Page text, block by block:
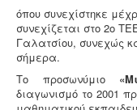
όπου συνεχίστηκε
συνεχίζεται στο 2ο
Γαλατσίου, συνεχώς
σήμερα.
Το προσωνύμιο
διαγωνισμό το 2001